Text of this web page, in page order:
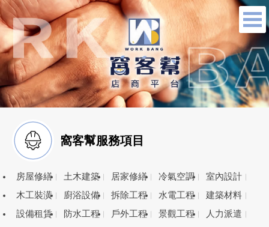
窩客幫服務項目
房屋修繕 土木建築 居家修繕 冷氣空調
室內設計
木工裝潢
廚浴設備 拆除工程 水電工程
建築材料
設備租賃
防水工程 戶外工程 景觀工程
人力派遣